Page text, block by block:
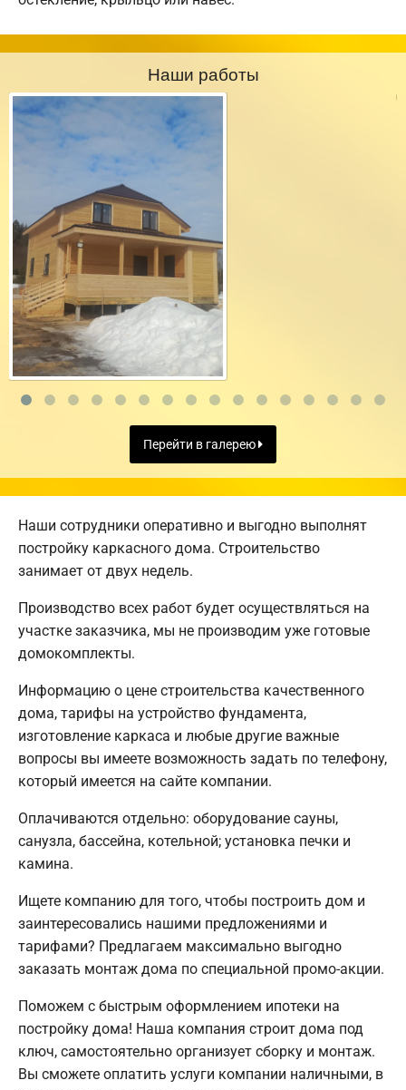
Наши работы
Перейти в галерею
Наши сотрудники оперативно и выгодно выполнят
постройку каркасного дома. Строительство
занимает от двух недель.
Производство всех работ будет осуществляться на
участке заказчика, мы не производим уже готовые
домокомплекты.
Информацию о цене строительства качественного
дома, тарифы на устройство фундамента,
изготовление каркаса и любые другие важные
вопросы вы имеете возможность задать по телефону,
который имеется на сайте компании.
Оплачиваются отдельно: оборудование сауны,
санузла, бассейна, котельной; установка печки и
камина.
Ищете компанию для того, чтобы построить дом и
заинтересовались нашими предложениями и
тарифами? Предлагаем максимально выгодно
заказать монтаж дома по специальной промо-акции.
Поможем с быстрым оформлением ипотеки на
постройку дома! Наша компания строит дома под
ключ, самостоятельно организует сборку и монтаж.
Вы сможете оплатить услуги компании наличными, в